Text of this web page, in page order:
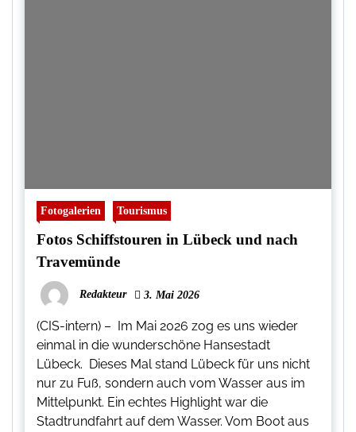
Fotogalerien Tourismus
Fotos Schiffstouren in Lübeck und nach
Travemünde
Redakteur 3. Mai 2026
(CIS-intern) – Im Mai 2026 zog es uns wieder
einmal in die wunderschöne Hansestadt
Lübeck. Dieses Mal stand Lübeck für uns nicht
nur zu Fuß, sondern auch vom Wasser aus im
Mittelpunkt. Ein echtes Highlight war die
Stadtrundfahrt auf dem Wasser. Vom Boot aus